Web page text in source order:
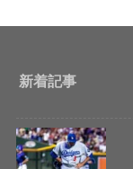
新着記事